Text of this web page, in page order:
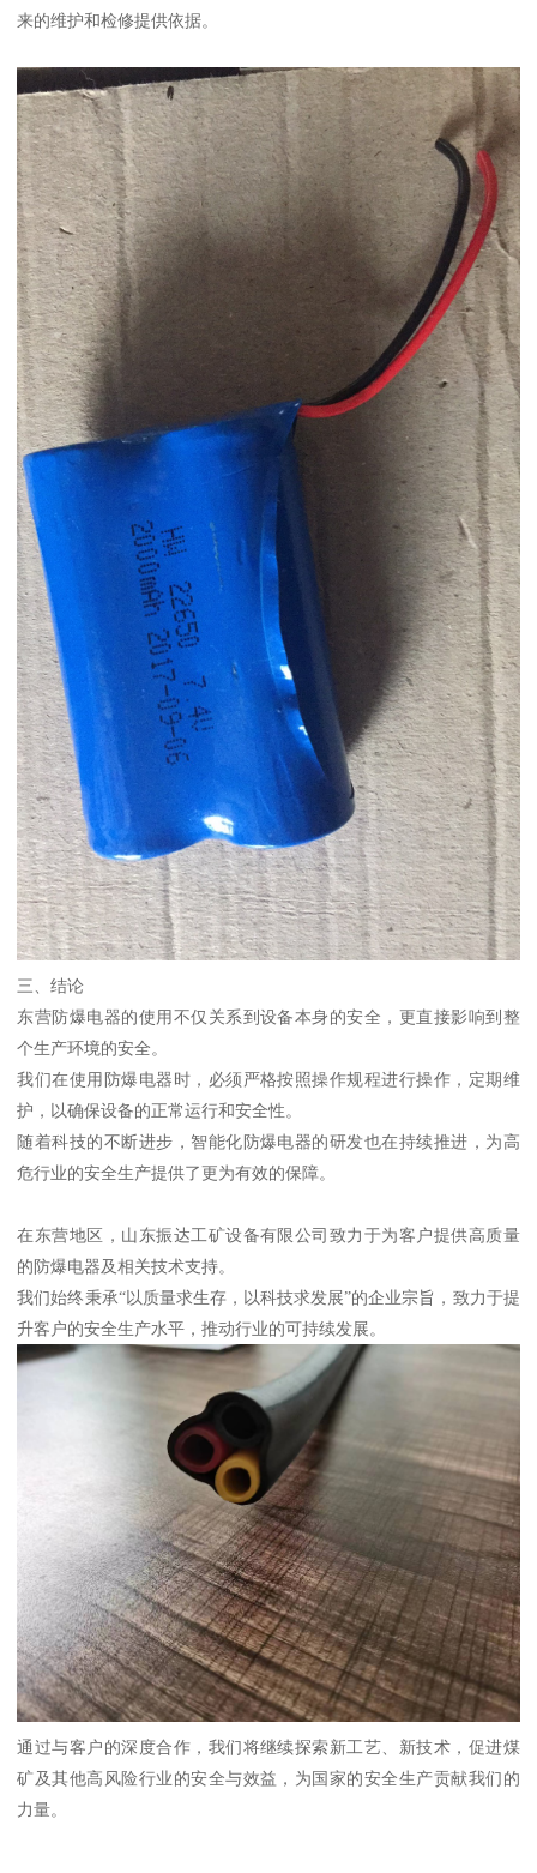
来的维护和检修提供依据。
三、结论
东营防爆电器的使用不仅关系到设备本身的安全，更直接影响到整
个生产环境的安全。
我们在使用防爆电器时，必须严格按照操作规程进行操作，定期维
护，以确保设备的正常运行和安全性。
随着科技的不断进步，智能化防爆电器的研发也在持续推进，为高
危行业的安全生产提供了更为有效的保障。
在东营地区，山东振达工矿设备有限公司致力于为客户提供高质量
的防爆电器及相关技术支持。
我们始终秉承“以质量求生存，以科技求发展”的企业宗旨，致力于提
升客户的安全生产水平，推动行业的可持续发展。
通过与客户的深度合作，我们将继续探索新工艺、新技术，促进煤
矿及其他高风险行业的安全与效益，为国家的安全生产贡献我们的
力量。